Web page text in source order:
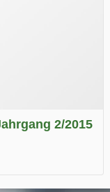
2/2015